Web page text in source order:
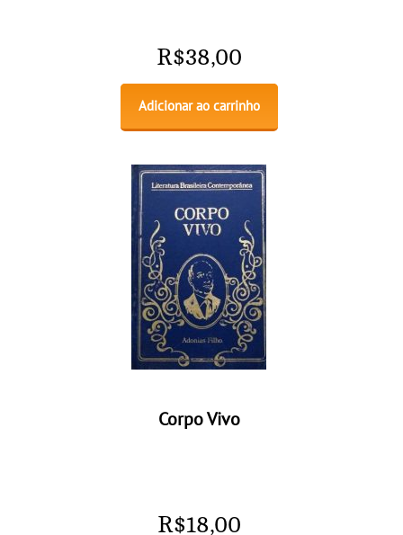
R$38,00
Adicionar ao carrinho
Corpo Vivo
R$18,00